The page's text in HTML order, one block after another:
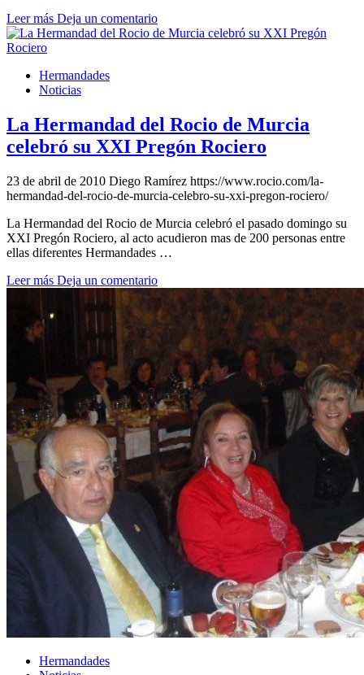
Leer más Deja un comentario
Hermandades
Noticias
La Hermandad del Rocio de Murcia
celebró su XXI Pregón Rociero
23 de abril de 2010 Diego Ramírez https://www.rocio.com/la-
hermandad-del-rocio-de-murcia-celebro-su-xxi-pregon-rociero/
La Hermandad del Rocio de Murcia celebró el pasado domingo su
XXI Pregón Rociero, al acto acudieron mas de 200 personas entre
ellas diferentes Hermandades …
Leer más Deja un comentario
Hermandades